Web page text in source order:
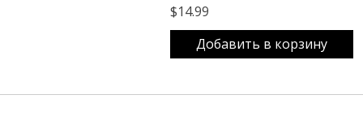
$14.99
Добавить в корзину